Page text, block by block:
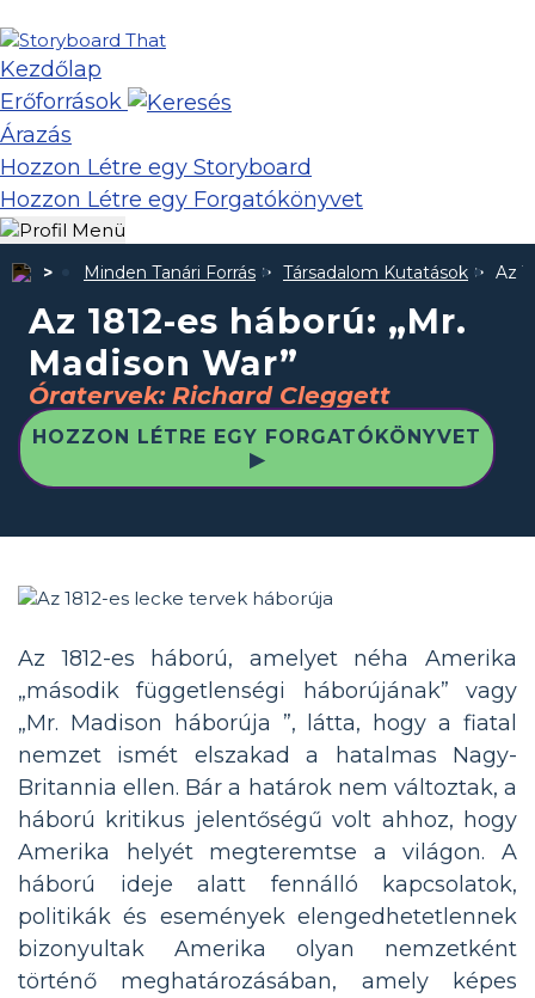
Kezdőlap
Erőforrások
Árazás
Hozzon Létre egy Storyboard
Hozzon Létre egy Forgatókönyvet
Minden Tanári Forrás Társadalom Kutatások Az
Az 1812-es háború: „Mr.
Madison War”
Óratervek: Richard Cleggett
HOZZON LÉTRE EGY FORGATÓKÖNYVET
▶
Az 1812-es háború, amelyet néha Amerika
„második függetlenségi háborújának” vagy
„Mr. Madison háborúja ”, látta, hogy a fiatal
nemzet ismét elszakad a hatalmas Nagy-
Britannia ellen. Bár a határok nem változtak, a
háború kritikus jelentőségű volt ahhoz, hogy
Amerika helyét megteremtse a világon. A
háború ideje alatt fennálló kapcsolatok,
politikák és események elengedhetetlennek
bizonyultak Amerika olyan nemzetként
történő meghatározásában, amely képes